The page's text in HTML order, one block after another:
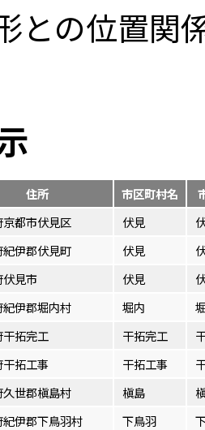
との位置関
住所 市区町村名
京都市伏見区 伏見
紀伊郡伏見町 伏見
伏見市 伏見
紀伊郡堀内村 堀内
干拓完工 干拓完工
干拓工事 干拓工事
久世郡槇島村 槇島
紀伊郡下鳥羽村 下鳥羽